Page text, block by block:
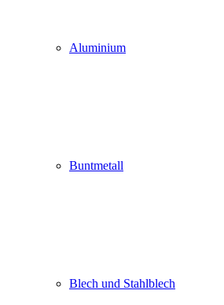
Aluminium
Buntmetall
Blech und Stahlblech